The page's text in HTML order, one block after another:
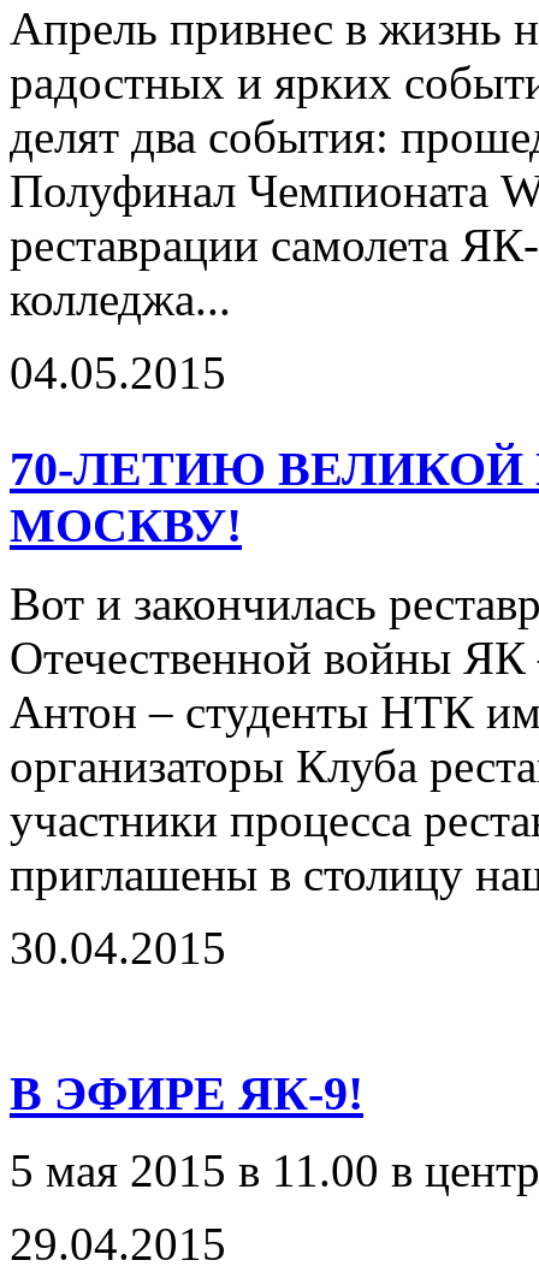
Апрель привнес в жизнь
радостных и ярких
делят два события:
Полуфинал Чемпионата
реставрации самолета
колледжа...
04.05.2015
70-ЛЕТИЮ ВЕЛИКОЙ
МОСКВУ!
Вот и закончилась
Отечественной войны
Антон – студенты НТК
организаторы Клуба
участники процесса
приглашены в столицу
30.04.2015
В ЭФИРЕ ЯК-9!
5 мая 2015 в 11.00 в
29.04.2015